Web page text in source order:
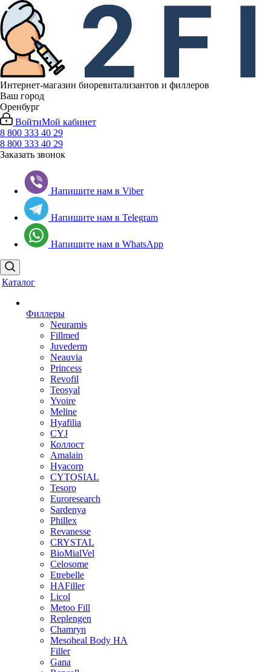
Интернет-магазин биоревитализантов и филлеров
Ваш город
Оренбург
ВойтиМой кабинет
8 800 333 40 29
8 800 333 40 29
Заказать звонок
Напишите нам в Viber
Напишите нам в Telegram
Напишите нам в WhatsApp
Каталог
Филлеры
Neuramis
Fillmed
Juvederm
Neauvia
Princess
Revofil
Teosyal
Yvoire
Meline
Hyafilia
CYJ
Коллост
Amalain
Hyacorp
CYTOSIAL
Tesoro
Euroresearch
Sardenya
Phillex
Revanesse
CRYSTAL
BioMialVel
Celosome
Etrebelle
HAFiller
Licol
Metoo Fill
Replengen
Chamryn
Mesoheal Body HA
Filler
Gana